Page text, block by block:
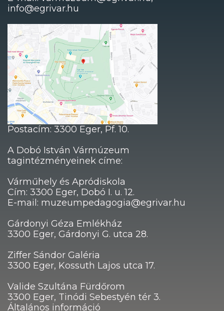
info@egrivar.hu
Postacím: 3300 Eger, Pf. 10.
A Dobó István Vármúzeum
tagintézményeinek címe:
Várműhely és Apródiskola
Cím: 3300 Eger, Dobó I. u. 12.
E-mail: muzeumpedagogia@egrivar.hu
Gárdonyi Géza Emlékház
3300 Eger, Gárdonyi G. utca 28.
Ziffer Sándor Galéria
3300 Eger, Kossuth Lajos utca 17.
Valide Szultána Fürdőrom
3300 Eger, Tinódi Sebestyén tér 3.
Általános információ